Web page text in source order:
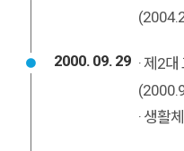
2000. 09. 29 · 제2
· 생활